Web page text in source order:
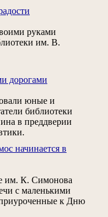
руками
им. В.
дорогами
юные и
библиотеки
в преддверии
начинается в
им. К. Симонова
с маленькими
к Дню